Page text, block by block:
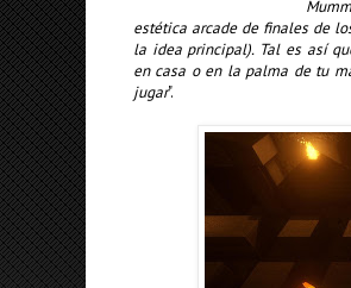
estética arcade de finales de
la idea principal). Tal es así
en casa o en la palma de tu
jugar".